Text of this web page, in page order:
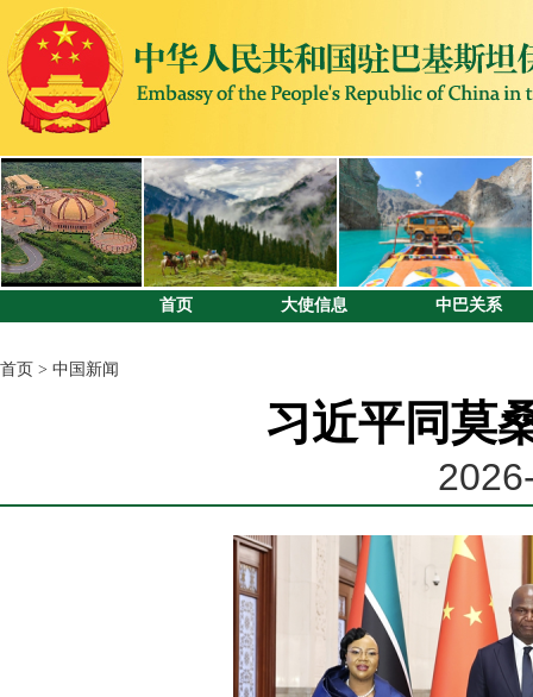
首页 大使信息 中巴关系
首页 > 中国新闻
习近平同莫